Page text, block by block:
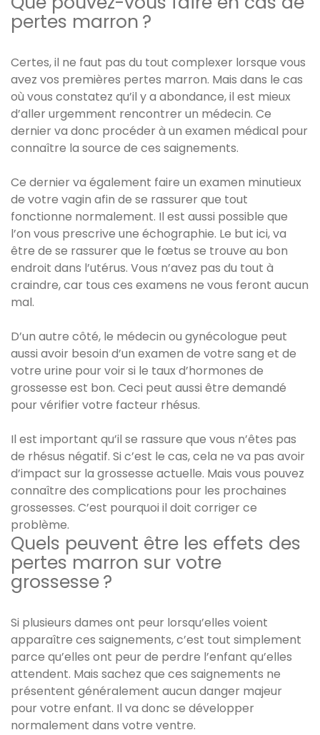
pertes marron ?
Certes, il ne faut pas du tout complexer lorsque vous
avez vos premières pertes marron. Mais dans le cas
où vous constatez qu’il y a abondance, il est mieux
d’aller urgemment rencontrer un médecin. Ce
dernier va donc procéder à un examen médical pour
connaître la source de ces saignements.
Ce dernier va également faire un examen minutieux
de votre vagin afin de se rassurer que tout
fonctionne normalement. Il est aussi possible que
l’on vous prescrive une échographie. Le but ici, va
être de se rassurer que le fœtus se trouve au bon
endroit dans l’utérus. Vous n’avez pas du tout à
craindre, car tous ces examens ne vous feront aucun
mal.
D’un autre côté, le médecin ou gynécologue peut
aussi avoir besoin d’un examen de votre sang et de
votre urine pour voir si le taux d’hormones de
grossesse est bon. Ceci peut aussi être demandé
pour vérifier votre facteur rhésus.
Il est important qu’il se rassure que vous n’êtes pas
de rhésus négatif. Si c’est le cas, cela ne va pas avoir
d’impact sur la grossesse actuelle. Mais vous pouvez
connaître des complications pour les prochaines
grossesses. C’est pourquoi il doit corriger ce
problème.
Quels peuvent être les effets des
pertes marron sur votre
grossesse ?
Si plusieurs dames ont peur lorsqu’elles voient
apparaître ces saignements, c’est tout simplement
parce qu’elles ont peur de perdre l’enfant qu’elles
attendent. Mais sachez que ces saignements ne
présentent généralement aucun danger majeur
pour votre enfant. Il va donc se développer
normalement dans votre ventre.